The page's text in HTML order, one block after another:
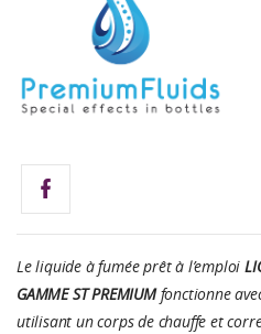
Le liquide à fumée prêt à l’emploi
GAMME ST PREMIUMfonctionne
utilisant un corps de chauffe et